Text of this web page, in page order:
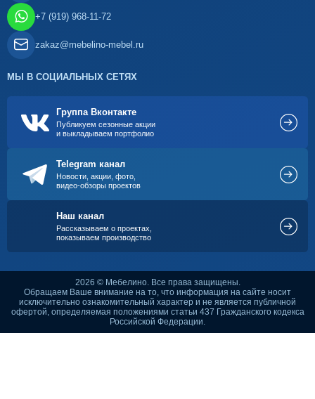
+7 (919) 968-11-72
zakaz@mebelino-mebel.ru
МЫ В СОЦИАЛЬНЫХ СЕТЯХ
Группа Вконтакте
Публикуем сезонные акции
и выкладываем портфолио
Telegram канал
Новости, акции, фото,
видео-обзоры проектов
Наш канал
Рассказываем о проектах,
показываем производство
2026 © Мебелино. Все права защищены.
Обращаем Ваше внимание на то, что информация на сайте носит
исключительно ознакомительный характер и не является публичной
офертой, определяемая положениями статьи 437 Гражданского кодекса
Российской Федерации.